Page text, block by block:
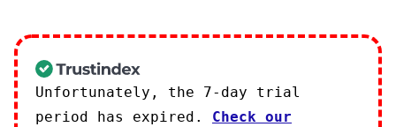
Unfortunately, the 7-day trial
period has expired. Check our